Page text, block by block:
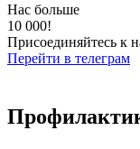
Нас больше
10 000!
Присоединяйтесь к
Перейти в телеграм